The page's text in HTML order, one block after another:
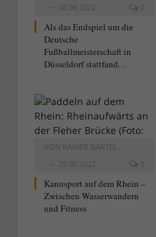
08.08.2022
0
Als das Endspiel um die
Deutsche
Fußballmeisterschaft in
Düsseldorf stattfand…
VON RAINER BARTEL
25.05.2022
0
Kanusport auf dem Rhein –
Zwischen Wasserwandern
und Fitness